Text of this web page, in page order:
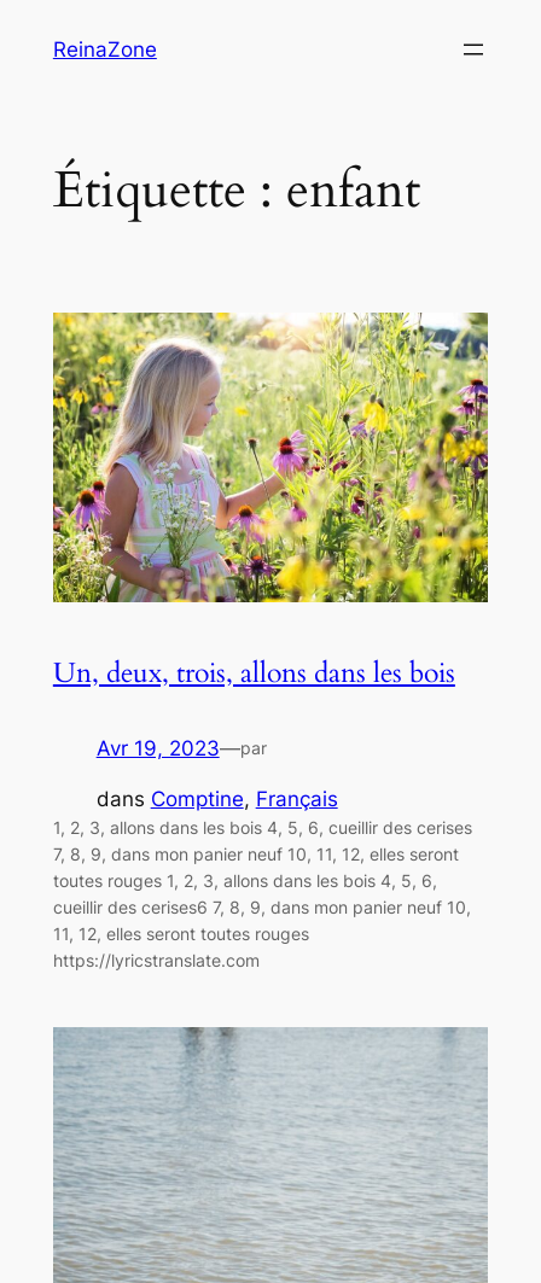
ReinaZone
Étiquette : enfant
Un, deux, trois, allons dans les bois
Avr 19, 2023—par
dans Comptine, Français
1, 2, 3, allons dans les bois 4, 5, 6, cueillir des cerises
7, 8, 9, dans mon panier neuf 10, 11, 12, elles seront
toutes rouges 1, 2, 3, allons dans les bois 4, 5, 6,
cueillir des cerises6 7, 8, 9, dans mon panier neuf 10,
11, 12, elles seront toutes rouges
https://lyricstranslate.com